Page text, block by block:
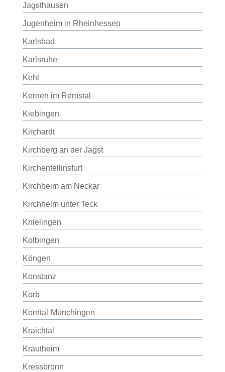
Jagsthausen
Jugenheim in Rheinhessen
Karlsbad
Karlsruhe
Kehl
Kernen im Remstal
Kiebingen
Kirchardt
Kirchberg an der Jagst
Kirchentellinsfurt
Kirchheim am Neckar
Kirchheim unter Teck
Knielingen
Kolbingen
Köngen
Konstanz
Korb
Korntal-Münchingen
Kraichtal
Krautheim
Kressbronn